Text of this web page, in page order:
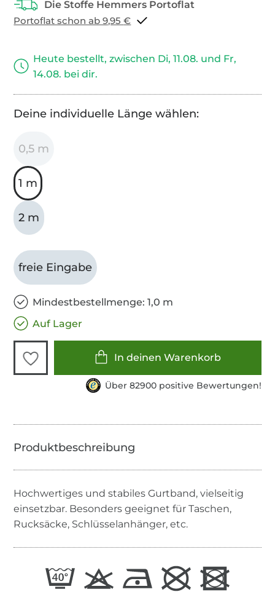
Portoflat schon ab 9,95 €
Heute bestellt, zwischen Di, 11.08. und Fr,
14.08. bei dir.
Deine individuelle Länge wählen:
0,5 m
1 m
2 m
freie Eingabe
Mindestbestellmenge: 1,0 m
Auf Lager
In deinen Warenkorb
Über 82900 positive Bewertungen!
Hochwertiges und stabiles Gurtband, vielseitig
einsetzbar. Besonders geeignet für Taschen,
Rucksäcke, Schlüsselanhänger, etc.